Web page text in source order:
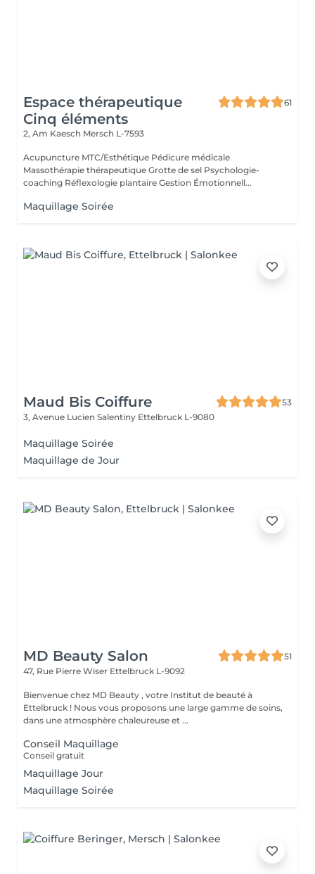
Espace thérapeutique
Cinq éléments
61
2, Am Kaesch Mersch L-7593
Acupuncture MTC/Esthétique Pédicure médicale
Massothérapie thérapeutique Grotte de sel Psychologie-
coaching Réflexologie plantaire Gestion Émotionnell...
Maquillage Soirée
Maud Bis Coiffure
53
3, Avenue Lucien Salentiny Ettelbruck L-9080
Maquillage Soirée
Maquillage de Jour
MD Beauty Salon
51
47, Rue Pierre Wiser Ettelbruck L-9092
Bienvenue chez MD Beauty , votre Institut de beauté à
Ettelbruck ! Nous vous proposons une large gamme de soins,
dans une atmosphère chaleureuse et ...
Conseil Maquillage
Conseil gratuit
Maquillage Jour
Maquillage Soirée